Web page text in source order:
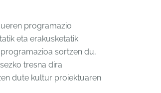
programazio
eta erakusketatik
sortzen du,
tresna dira
dute kultur proiektuaren